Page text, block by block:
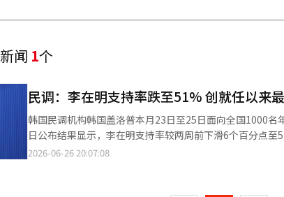
新闻 1个
民调：李在明支持率跌至51% 创就任以来
韩国民调机构韩国盖洛普本月23日至25日面向全国1000
日公布结果显示，李在明支持率较两周前下滑6个百分点至51%，创就任以
政好评率为51%，较上一次调查下降6个百分点；差评率为
2026-06-26 20:07:08